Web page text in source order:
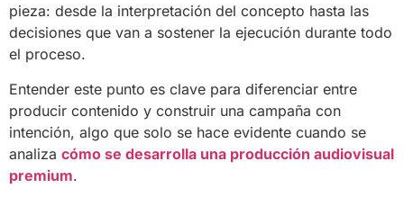
pieza: desde la interpretación del concepto hasta las
decisiones que van a sostener la ejecución durante todo
el proceso.
Entender este punto es clave para diferenciar entre
producir contenido y construir una campaña con
intención, algo que solo se hace evidente cuando se
analiza cómo se desarrolla una producción audiovisual
premium.